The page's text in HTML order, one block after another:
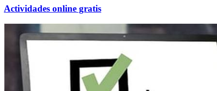
Actividades online gratis